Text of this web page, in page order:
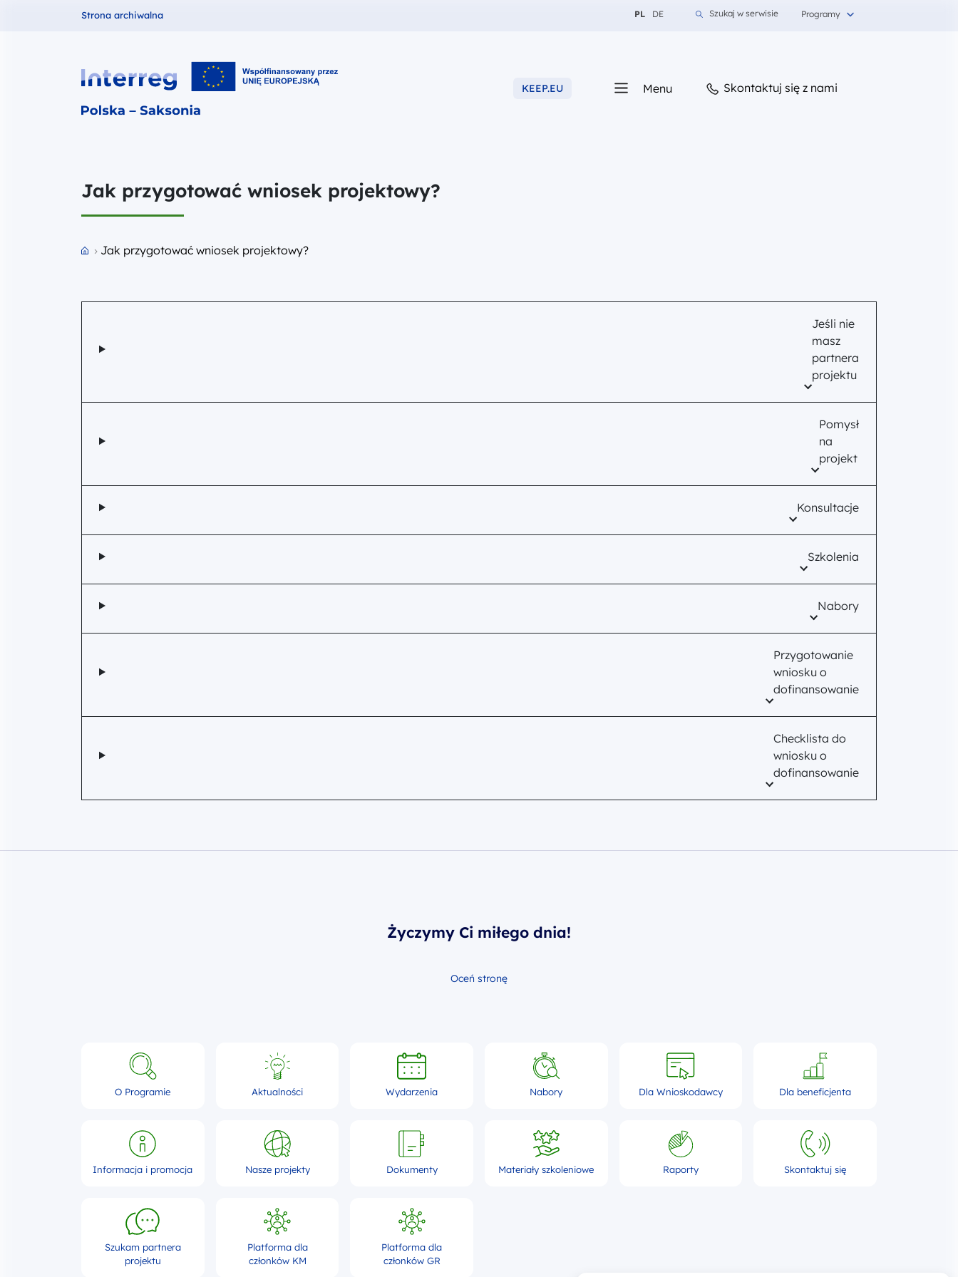
Fundusze dla
Strona archiwalna Zmień język na Polski
PL Zmień język na Niemiecki
DE Szukaj w serwisie Programy
Interreg PL-SN 2021-2027 KEEP.EU Menu Skontaktuj się z nami
Jak przygotować wniosek projektowy?
Przejdź do strony głównej portalu
Jak przygotować wniosek projektowy?
Jeśli nie
masz
partnera
projektu
Pomysł
na
projekt
Konsultacje
Szkolenia
Nabory
Przygotowanie
wniosku o
dofinansowanie
Checklista do
wniosku o
dofinansowanie
Życzymy Ci miłego dnia!
Oceń stronę
O Programie Aktualności Wydarzenia Nabory Dla Wnioskodawcy Dla beneficjenta
Informacja i promocja Nasze projekty Dokumenty Materiały szkoleniowe Raporty Skontaktuj się
Szukam partnera
projektu
Platforma dla
członków KM
Platforma dla
członków GR